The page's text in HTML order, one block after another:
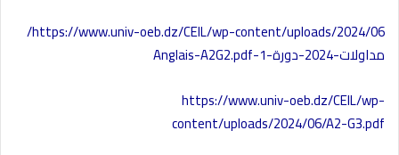
https://www.univ-oeb.dz/CEIL/wp-content/uploads/2024/06/
مداولات-2024-دورة-1-Anglais-A2G2.pdf
https://www.univ-oeb.dz/CEIL/wp-
content/uploads/2024/06/A2-G3.pdf